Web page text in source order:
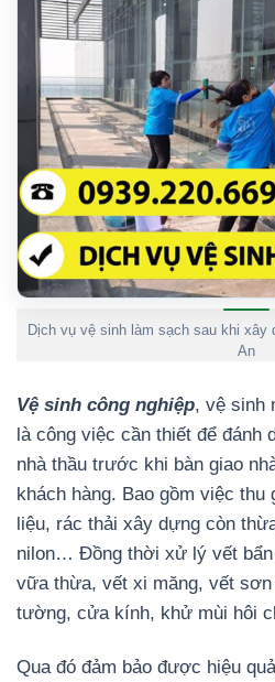
Dịch vụ vệ sinh làm sạch sau khi
An
Vệ sinh công nghiệp, vệ sinh
là công việc cần thiết để đánh
nhà thầu trước khi bàn giao
khách hàng. Bao gồm việc thu
liệu, rác thải xây dựng còn
nilon… Đồng thời xử lý vết
vữa thừa, vết xi măng, vết
tường, cửa kính, khử mùi hôi
Qua đó đảm bảo được hiệu